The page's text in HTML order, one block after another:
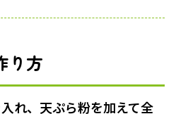
り方
れ、天ぷら粉を加えて全